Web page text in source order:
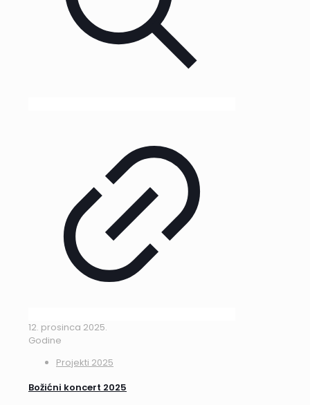
12. prosinca 2025.
Godine
Projekti 2025
Božićni koncert 2025